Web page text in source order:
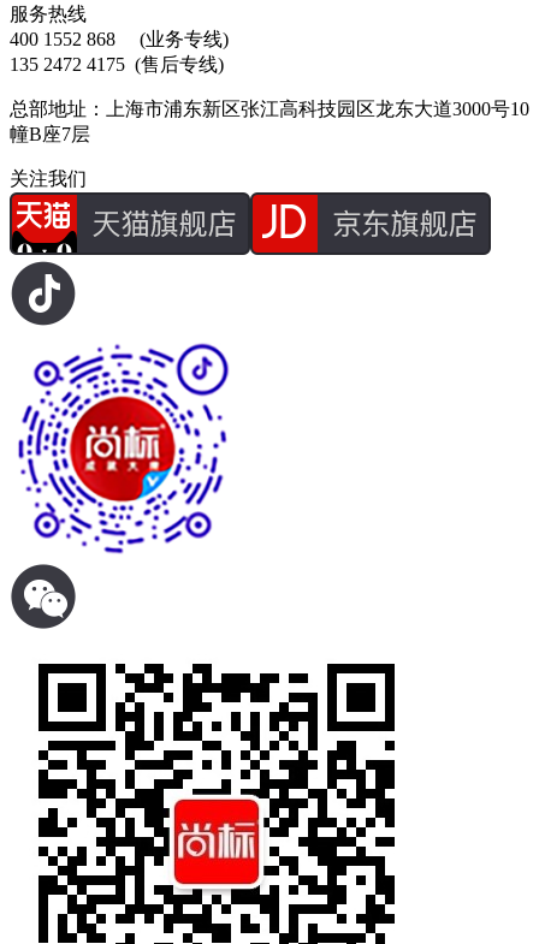
服务热线
400 1552 868
(业务专线)
135 2472 4175 (售后专线)
总部地址：上海市浦东新区张江高科技园区龙东大道3000号10
幢B座7层
关注我们